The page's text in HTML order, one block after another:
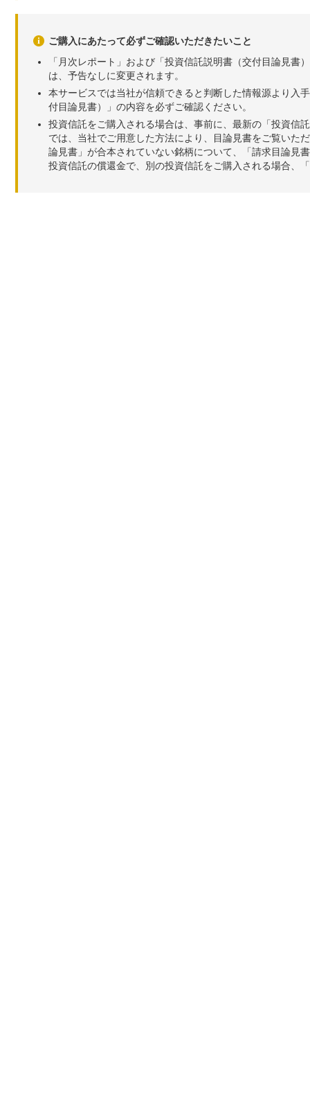
ご購入にあたって必ずご確認いただきたいこと
「月次レポート」および「投資信託説明書（交付目論見
は、予告なしに変更されます。
本サービスでは当社が信頼できると判断した情報源より入
付目論見書）」の内容を必ずご確認ください。
投資信託をご購入される場合は、事前に、最新の「投資信
では、当社でご用意した方法により、目論見書をご覧いた
論見書」が合本されていない銘柄について、「請求目論見
投資信託の償還金で、別の投資信託をご購入される場合、